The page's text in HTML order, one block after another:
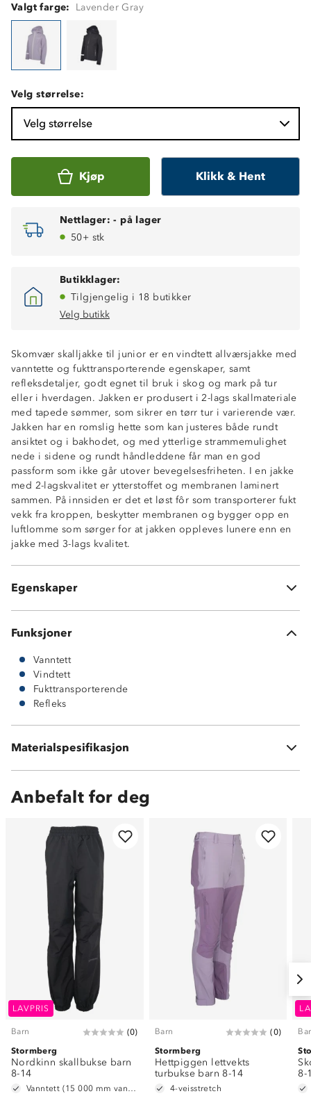
Valgt farge: Lavender Gray
Velg størrelse:
Velg størrelse
Kjøp Klikk & Hent
Nettlager: - på lager
50+ stk
Butikklager:
Tilgjengelig i 18 butikker
Velg butikk
Skomvær skalljakke til junior er en vindtett allværsjakke med
vanntette og fukttransporterende egenskaper, samt
refleksdetaljer, godt egnet til bruk i skog og mark på tur
eller i hverdagen. Jakken er produsert i 2-lags skallmateriale
med tapede sømmer, som sikrer en tørr tur i varierende vær.
Jakken har en romslig hette som kan justeres både rundt
ansiktet og i bakhodet, og med ytterlige strammemulighet
nede i sidene og rundt håndleddene får man en god
passform som ikke går utover bevegelsesfriheten. I en jakke
med 2-lagskvalitet er ytterstoffet og membranen laminert
sammen. På innsiden er det et løst fôr som transporterer fukt
vekk fra kroppen, beskytter membranen og bygger opp en
luftlomme som sørger for at jakken oppleves lunere enn en
jakke med 3-lags kvalitet.
Egenskaper
Vanntett (15 000 mm vannsøyle)
Fukttransporterende (5 000 g/ m2/ 24t)
Vindtett
Tapede sømmer
2-lags skall
Meshfôr
Refleks
2 sidelommer med glidelås
Vannavstøtende glidelåser
Fast hette med justering rundt ansiktet og i bakhodet
Strikkjustering nede i sidene
Knagghempe innside av nakken
Funksjoner
Vanntett
Vindtett
Fukttransporterende
Refleks
Materialspesifikasjon
Innside: 100 % polyester
Anbefalt for deg
LAVPRIS
Barn (0)
Stormberg
Nordkinn skallbukse barn
8-14
Barn (0)
Stormberg
Hettpiggen lettvekts
turbukse barn 8-14
4-veisstretch
8-